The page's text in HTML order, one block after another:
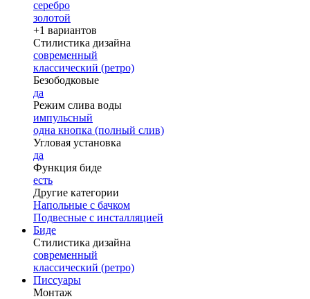
серебро
золотой
+1 вариантов
Стилистика дизайна
современный
классический (ретро)
Безободковые
да
Режим слива воды
импульсный
одна кнопка (полный слив)
Угловая установка
да
Функция биде
есть
Другие категории
Напольные с бачком
Подвесные с инсталляцией
Биде
Стилистика дизайна
современный
классический (ретро)
Писсуары
Монтаж